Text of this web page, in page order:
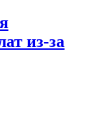
из-за